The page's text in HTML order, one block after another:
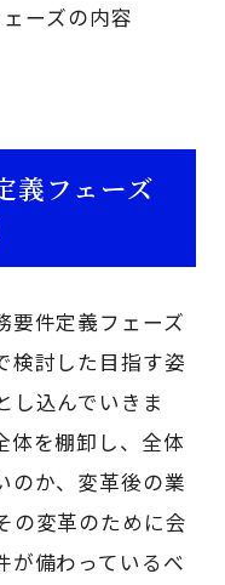
ーズの内容
義フェーズ
要件定義フェーズ
検討した目指す姿
し込んでいきま
体を棚卸し、全体
のか、変革後の業
の変革のために会
が備わっているべ